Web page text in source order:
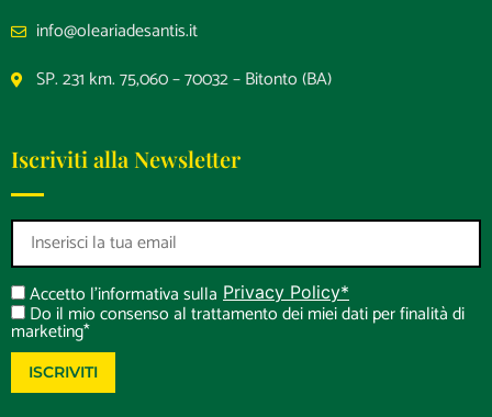
info@oleariadesantis.it
SP. 231 km. 75,060 – 70032 – Bitonto (BA)
Iscriviti alla Newsletter
Accetto l'informativa sulla Privacy Policy*
Do il mio consenso al trattamento dei miei dati per finalità di
marketing*
ISCRIVITI